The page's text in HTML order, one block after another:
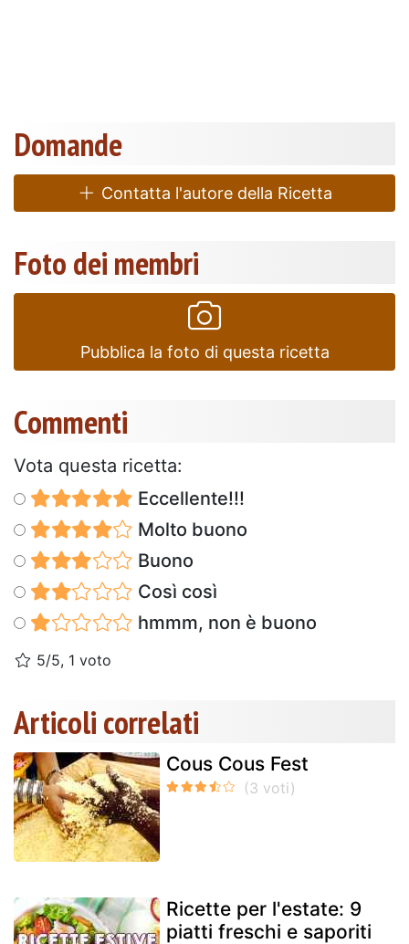
Domande
Contatta l'autore della Ricetta
Foto dei membri
Pubblica la foto di questa ricetta
Commenti
Vota questa ricetta:
Eccellente!!!
Molto buono
Buono
Così così
hmmm, non è buono
5/5, 1 voto
Articoli correlati
Cous Cous Fest
Ricette per l'estate: 9
piatti freschi e saporiti